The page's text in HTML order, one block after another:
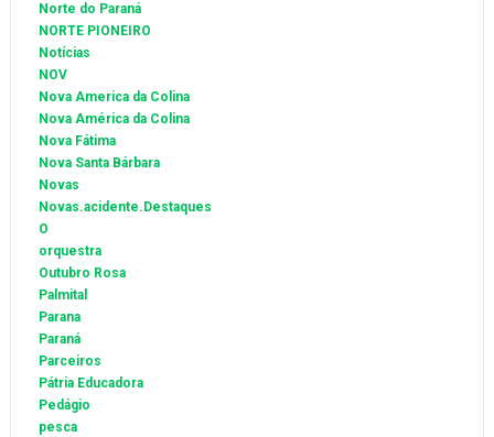
Norte do Paraná
NORTE PIONEIRO
Notícias
NOV
Nova America da Colina
Nova América da Colina
Nova Fátima
Nova Santa Bárbara
Novas
Novas.acidente.Destaques
O
orquestra
Outubro Rosa
Palmital
Parana
Paraná
Parceiros
Pátria Educadora
Pedágio
pesca